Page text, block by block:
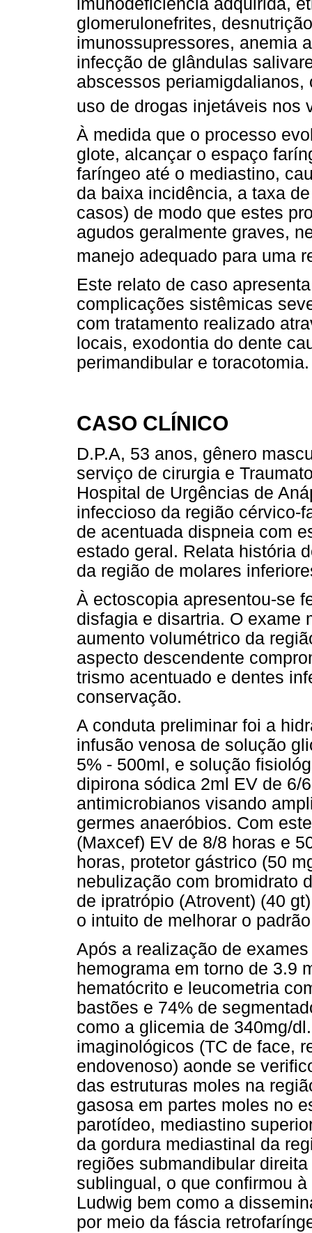
imunodeficiência adquirida,
glomerulonefrites,
imunossupressores, anemia
infecção de glândulas
abscessos
uso de drogas injetáveis nos
À medida que o processo
glote, alcançar o espaço
faríngeo até o mediastino,
da baixa incidência, a taxa
casos) de modo que estes
agudos geralmente graves,
manejo adequado para uma
Este relato de caso
complicações sistêmicas
com tratamento realizado
locais, exodontia do dente
perimandibular e toracotomia.
CASO CLÍNICO
D.P.A, 53 anos, gênero
serviço de cirurgia e
Hospital de Urgências de
infeccioso da região cérvico-
de acentuada dispneia com
estado geral. Relata história
da região de molares
À ectoscopia apresentou-se
disfagia e disartria. O exame
aumento volumétrico da
aspecto descendente
trismo acentuado e dentes
conservação.
A conduta preliminar foi a
infusão venosa de solução
5% - 500ml, e solução
dipirona sódica 2ml EV de 6/
antimicrobianos visando
germes anaeróbios. Com
(Maxcef) EV de 8/8 horas e
horas, protetor gástrico (50
nebulização com bromidrato
de ipratrópio (Atrovent) (40
o intuito de melhorar o
Após a realização de
hemograma em torno de 3.9
hematócrito e leucometria
bastões e 74% de
como a glicemia de 340mg/
imaginológicos (TC de face,
endovenoso) aonde se
das estruturas moles na
gasosa em partes moles no
parotídeo, mediastino
da gordura mediastinal da
regiões submandibular
sublingual, o que confirmou
Ludwig bem como a
por meio da fáscia